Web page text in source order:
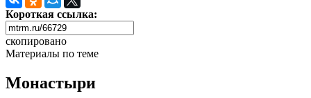
Короткая ссылка:
скопировано
Материалы по теме
Монастыри